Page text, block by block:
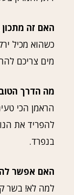
האם זה מתכון
כשהוא מכיל
מים צריכם
מה הדרך
הראמן הכי
להפריד את
בנפרד.
האם אפשר
למה לא! בשר